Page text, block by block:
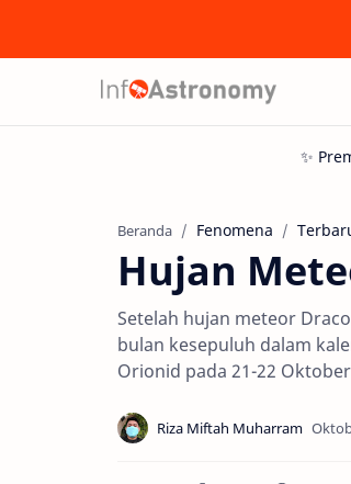
Beranda Fenomena
Hujan
Setelah hujan meteor
bulan kesepuluh dalam
Orionid pada 21-22